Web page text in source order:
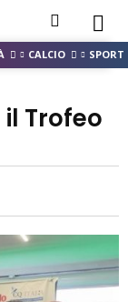
CALCIO SPORT
Trofeo